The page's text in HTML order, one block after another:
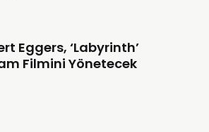
Eggers, ‘Labyrinth’
Filmini Yönetecek